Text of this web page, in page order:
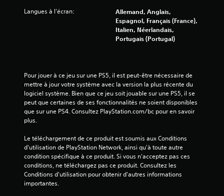
a
v
i
)
Langues à l'écran:
Allemand, Anglais,
Espagnol, Français (France),
Italien, Néerlandais,
Portugais (Portugal)
Pour jouer à ce jeu sur une PS5, il est peut-être nécessaire de
mettre à jour votre système avec la version la plus récente du
logiciel système. Bien que ce jeu soit jouable sur une PS5, il se
peut que certaines de ses fonctionnalités ne soient disponibles
que sur une PS4. Consultez PlayStation.com/bc pour en savoir
plus.
Le téléchargement de ce produit est soumis aux Conditions
d'utilisation de PlayStation Network, ainsi qu'à toute autre
condition spécifique à ce produit. Si vous n'acceptez pas ces
conditions, ne téléchargez pas ce produit. Consultez les
Conditions d'utilisation pour obtenir d'autres informations
importantes.